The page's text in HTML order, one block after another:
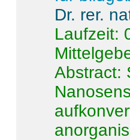
Dr. rer.
Laufzeit:
Abstract: